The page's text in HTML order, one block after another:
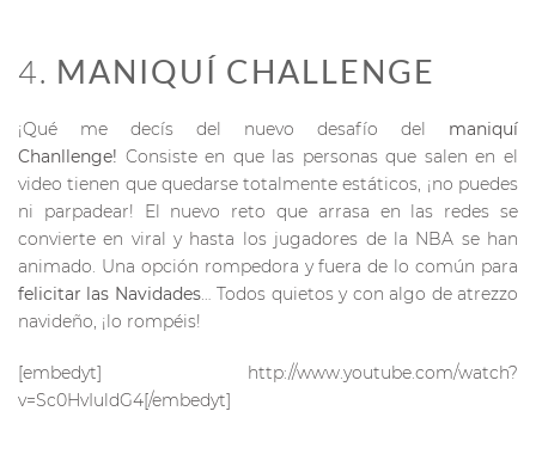
4. MANIQUÍ CHALLENGE
¡Qué me decís del nuevo desafío del maniquí
Chanllenge! Consiste en que las personas que salen en el
video tienen que quedarse totalmente estáticos, ¡no puedes
ni parpadear! El nuevo reto que arrasa en las redes se
convierte en viral y hasta los jugadores de la NBA se han
animado. Una opción rompedora y fuera de lo común para
felicitar las Navidades… Todos quietos y con algo de atrezzo
navideño, ¡lo rompéis!
[embedyt] http://www.youtube.com/watch?
v=Sc0HvIuldG4[/embedyt]